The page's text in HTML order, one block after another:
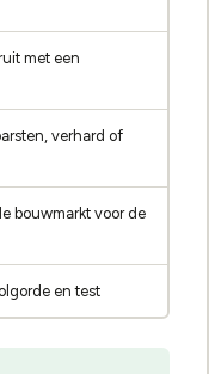
met een
verhard of
bouwmarkt voor de
en test